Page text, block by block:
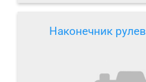
Наконечник